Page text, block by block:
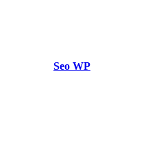
Seo WP